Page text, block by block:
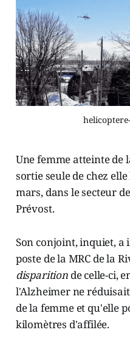
Une femme atteinte de
sortie seule de chez
mars, dans le secteur
Prévost.
Son conjoint, inquiet, a
poste de la MRC de la
disparitionde celle-ci,
l'Alzheimer ne
de la femme et qu'elle
kilomètres d'affilée.